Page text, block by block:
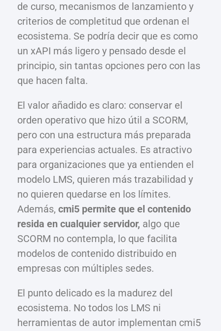
de curso, mecanismos de lanzamiento y
criterios de completitud que ordenan el
ecosistema. Se podría decir que es como
un xAPI más ligero y pensado desde el
principio, sin tantas opciones pero con las
que hacen falta.
El valor añadido es claro: conservar el
orden operativo que hizo útil a SCORM,
pero con una estructura más preparada
para experiencias actuales. Es atractivo
para organizaciones que ya entienden el
modelo LMS, quieren más trazabilidad y
no quieren quedarse en los límites.
Además, cmi5 permite que el contenido
resida en cualquier servidor, algo que
SCORM no contempla, lo que facilita
modelos de contenido distribuido en
empresas con múltiples sedes.
El punto delicado es la madurez del
ecosistema. No todos los LMS ni
herramientas de autor implementan cmi5